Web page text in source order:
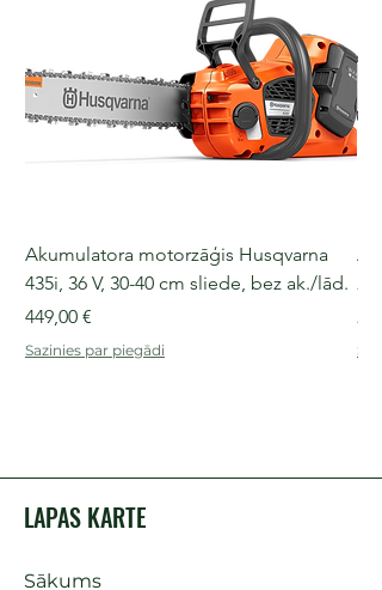
Akumulatora motorzāģis Husqvarna
435i, 36 V, 30-40 cm sliede, bez ak./lād.
Cena
449,00 €
Sazinies par piegādi
LAPAS KARTE
Sākums